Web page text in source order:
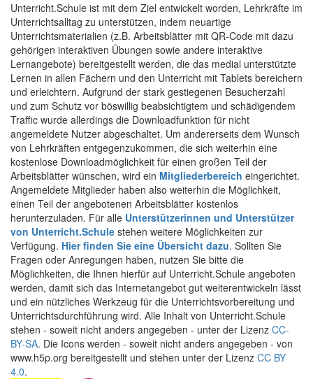
Unterricht.Schule ist mit dem Ziel entwickelt worden, Lehrkräfte im
Unterrichtsalltag zu unterstützen, indem neuartige
Unterrichtsmaterialien (z.B. Arbeitsblätter mit QR-Code mit dazu
gehörigen interaktiven Übungen sowie andere interaktive
Lernangebote) bereitgestellt werden, die das medial unterstützte
Lernen in allen Fächern und den Unterricht mit Tablets bereichern
und erleichtern. Aufgrund der stark gestiegenen Besucherzahl
und zum Schutz vor böswillig beabsichtigtem und schädigendem
Traffic wurde allerdings die Downloadfunktion für nicht
angemeldete Nutzer abgeschaltet. Um andererseits dem Wunsch
von Lehrkräften entgegenzukommen, die sich weiterhin eine
kostenlose Downloadmöglichkeit für einen großen Teil der
Arbeitsblätter wünschen, wird ein Mitgliederbereich eingerichtet.
Angemeldete Mitglieder haben also weiterhin die Möglichkeit,
einen Teil der angebotenen Arbeitsblätter kostenlos
herunterzuladen. Für alle Unterstützerinnen und Unterstützer
von Unterricht.Schule stehen weitere Möglichkeiten zur
Verfügung. Hier finden Sie eine Übersicht dazu. Sollten Sie
Fragen oder Anregungen haben, nutzen Sie bitte die
Möglichkeiten, die Ihnen hierfür auf Unterricht.Schule angeboten
werden, damit sich das Internetangebot gut weiterentwickeln lässt
und ein nützliches Werkzeug für die Unterrichtsvorbereitung und
Unterrichtsdurchführung wird. Alle Inhalt von Unterricht.Schule
stehen - soweit nicht anders angegeben - unter der Lizenz CC-
BY-SA. Die Icons werden - soweit nicht anders angegeben - von
www.h5p.org bereitgestellt und stehen unter der Lizenz CC BY
4.0.